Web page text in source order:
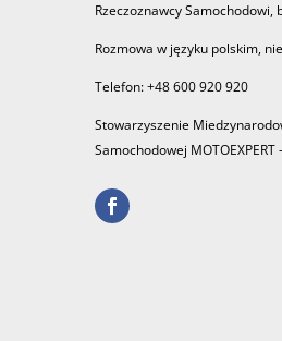
Rzeczoznawcy
Rozmowa w języku polskim,
Telefon: +48 600 920 920
Stowarzyszenie
Samochodowej MOTOEXPERT